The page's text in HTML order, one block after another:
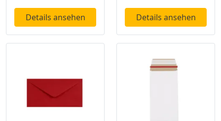
Details ansehen Details ansehen